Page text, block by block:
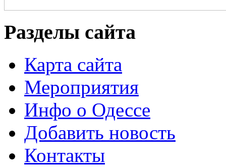
Разделы сайта
Карта сайта
Мероприятия
Инфо о Одессе
Добавить новость
Контакты